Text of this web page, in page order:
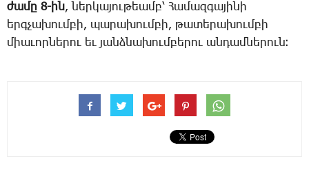
ժա­մը 8-ին, ներ­կա­յու­թեամբ՝ ­­Հա­մազ­գա­յի­նի
երգ­չա­խում­բի, պա­րա­խում­բի, թա­տե­րա­խում­բի
միա­ւոր­նե­րու եւ յանձ­նա­խում­բե­րու ան­դամ­նե­րուն։